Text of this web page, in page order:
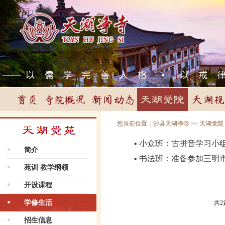
简介
苑训 教学纲领
开设课程
学修生活
招生信息
您当前位置： 沙县天湖净寺 >> 天湖觉院
▪ 小众班：古拼音学习小
▪ 书法班：准备参加三明
共2